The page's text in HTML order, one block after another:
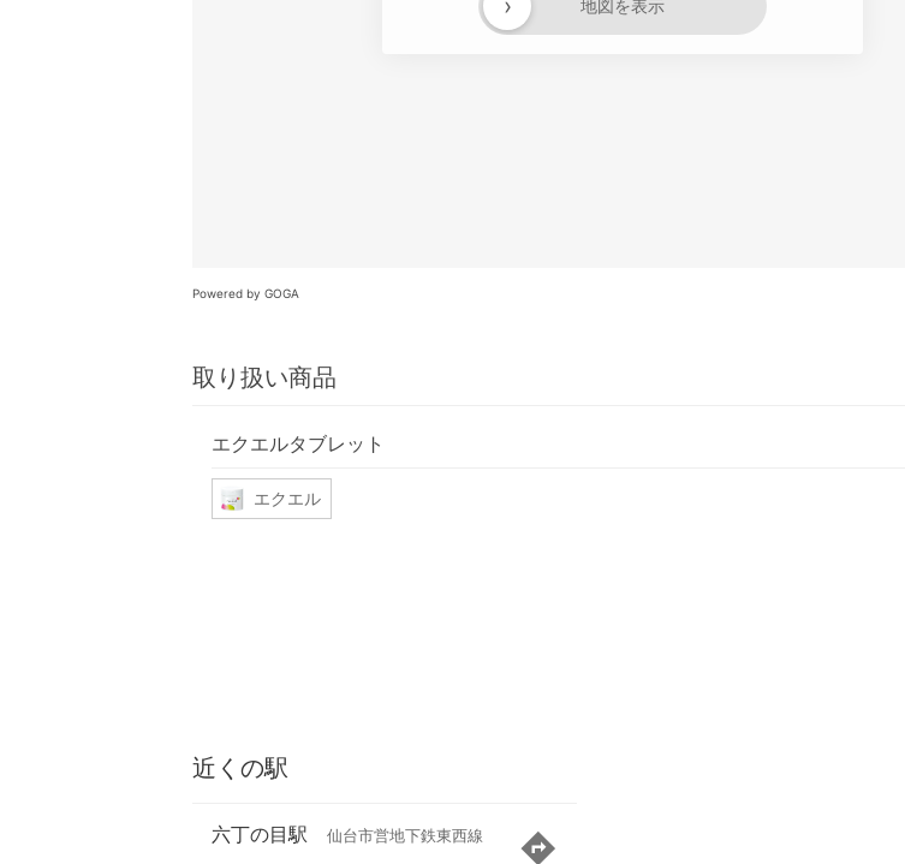
地図を表示
›
Powered by GOGA
取り扱い商品
エクエルタブレット
エクエル
近くの駅
六丁の目駅 仙台市営地下鉄東西線